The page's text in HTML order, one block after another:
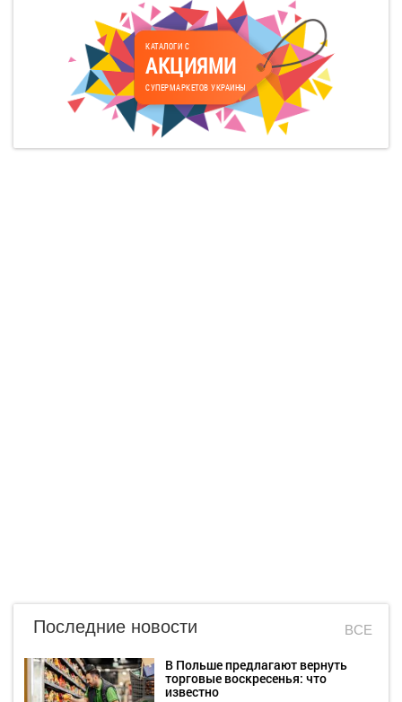
КАТАЛОГИ С
АКЦИЯМИ
СУПЕРМАРКЕТОВ УКРАИНЫ
Последние новости ВСЕ
В Польше предлагают вернуть
торговые воскресенья: что
известно